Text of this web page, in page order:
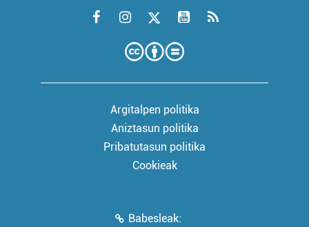
Argitalpen politika
Aniztasun politika
Pribatutasun politika
Cookieak
Babesleak: